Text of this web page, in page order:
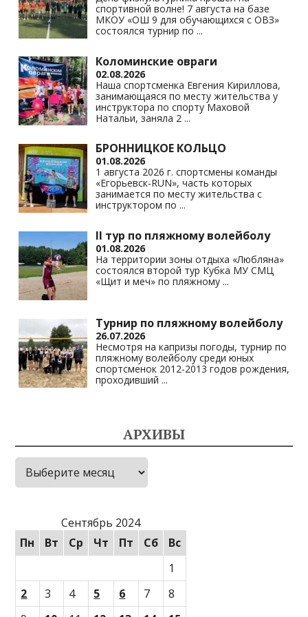
ki
спортивной волне! 7 августа на базе
МКОУ «ОШ 9 для обучающихся с ОВЗ»
состоялся турнир по ...
Коломинские овраги
02.08.2026
Наша спортсменка Евгения Кириллова,
занимающаяся по месту жительства у
инструктора по спорту Маховой
Натальи, заняла 2 ...
БРОННИЦКОЕ КОЛЬЦО
01.08.2026
1 августа 2026 г. спортсмены команды
«Егорьевск-RUN», часть которых
занимается по месту жительства с
инструктором по ...
II тур по пляжному волейболу
01.08.2026
На территории зоны отдыха «Любляна»
состоялся второй тур Кубка МУ СМЦ
«Щит и меч» по пляжному ...
Турнир по пляжному волейболу
26.07.2026
Несмотря на капризы погоды, турнир по
пляжному волейболу среди юных
спортсменок 2012-2013 годов рождения,
проходивший ...
АРХИВЫ
Архивы
Сентябрь 2024
Пн
Вт Ср Чт Пт Сб
Вс
1
2
3 4 5 6 7
8